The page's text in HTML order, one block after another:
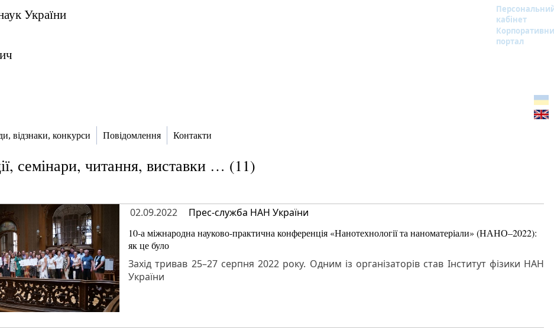
України
кабінет
портал
відзнаки, конкурси Повідомлення Контакти
семінари, читання, виставки … (11)
02.09.2022 Прес-служба НАН України
10-а міжнародна науково-практична конференція «Нанотехнології та наноматеріали» (НАНО–2022):
як це було
Захід тривав 25–27 серпня 2022 року. Одним із організаторів став Інститут фізики НАН
України